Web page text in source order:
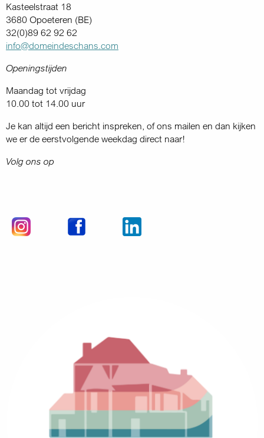
Kasteelstraat 18
3680 Opoeteren (BE)
32(0)89 62 92 62
info@domeindeschans.com
Openingstijden
Maandag tot vrijdag
10.00 tot 14.00 uur
Je kan altijd een bericht inspreken, of ons mailen en dan kijken
we er de eerstvolgende weekdag direct naar!
Volg ons op